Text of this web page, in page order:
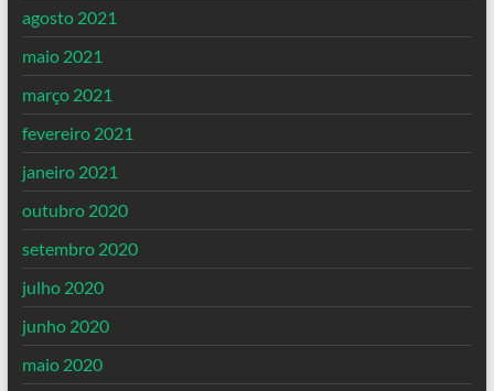
agosto 2021
maio 2021
março 2021
fevereiro 2021
janeiro 2021
outubro 2020
setembro 2020
julho 2020
junho 2020
maio 2020